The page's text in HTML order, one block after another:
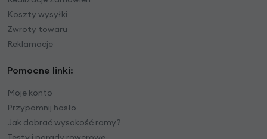
Koszty wysyłki
Zwroty towaru
Reklamacje
Pomocne linki:
Moje konto
Przypomnij hasło
Jak dobrać wysokość ramy?